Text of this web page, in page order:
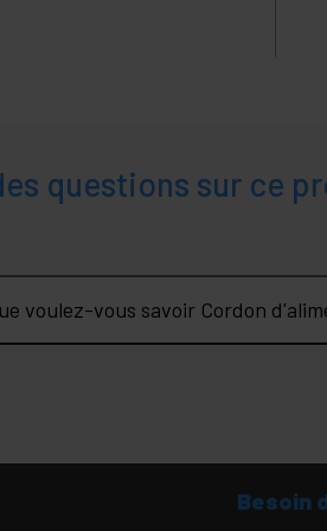
questions sur ce
voulez-vous savoir Cordon
Besoin